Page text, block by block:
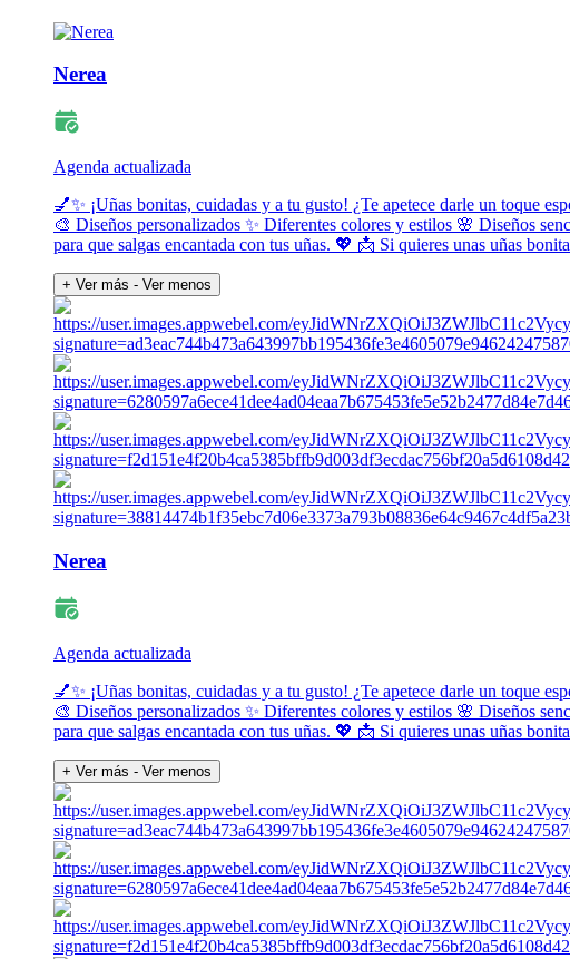
Nerea
Agenda actualizada
💅✨ ¡Uñas bonitas, cuidadas y a tu gusto! ¿Te apetece darle un toque
🎨 Diseños personalizados ✨ Diferentes colores y estilos 🌸 Diseños
para que salgas encantada con tus uñas. 💖 📩 Si quieres unas uñas
+ Ver más - Ver menos
Nerea
Agenda actualizada
💅✨ ¡Uñas bonitas, cuidadas y a tu gusto! ¿Te apetece darle un toque
🎨 Diseños personalizados ✨ Diferentes colores y estilos 🌸 Diseños
para que salgas encantada con tus uñas. 💖 📩 Si quieres unas uñas
+ Ver más - Ver menos